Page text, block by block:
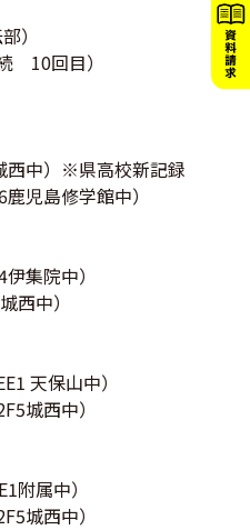
）
10回目）
中）※県高校新記録
児島修学館中）
伊集院中）
西中）
天保山中）
城西中）
属中）
城西中）